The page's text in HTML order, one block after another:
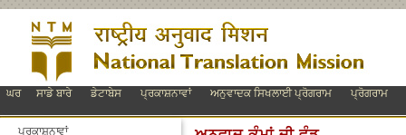
ਘਰ ਸਾਡੇ ਬਾਰੇ ਡੇਟਾਬੇਸ ਪ੍ਰਕਾਸ਼ਨਾਵਾਂ ਅਨੁਵਾਦਕ ਸਿਖਲਾਈ ਪ੍ਰੋਗਰਾਮ ਪ੍ਰੋਗਰਾਮ
ਪ੍ਰਕਾਸ਼ਨਾਵਾਂ